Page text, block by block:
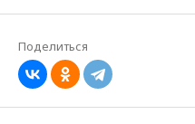
Поделиться